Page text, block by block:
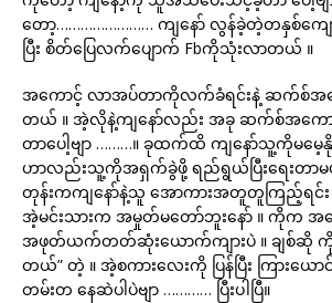
တော့…………………… ကျနော် လွန်ခဲ့တဲ့တနှစ်ကျ
ပြီး စိတ်ပြေလက်ပျောက် Fbကိုသုံးလာတယ် ။
အကောင့် လာအပ်တာကိုလက်ခံရင်းနဲ့ ဆက်စ်အက
တယ် ။ အဲ့လိုနဲ့ကျနော်လည်း အခု ဆက်စ်အကောင့်
တာပေါ့ဗျာ ………။ ခုထက်ထိ ကျနော်သူ့ကိုမမေ့နို
ဟာလည်းသူ့ကိုအရှက်ခွဲဖို့ ရည်ရွယ်ပြီးရေးတာမ
တုန်းကကျနော်နဲ့သူ အောကားအတူတူကြည့်ရင်
အဲ့မင်းသားက အမှုတ်မတော်ဘူးနော် ။ ကိုက အ
အဖုတ်ယက်တတ်ဆုံးယောက်ကျားပဲ ။ ချစ်ဆို
တယ်” တဲ့ ။ အဲ့စကားလေးကို ပြန်ပြီး ကြားယေ
တမ်းတ နေဆဲပါပဲဗျာ ………… ပြီးပါပြီ။